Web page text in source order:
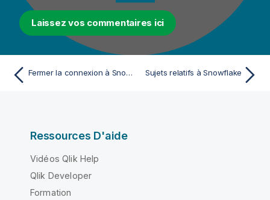
Laissez vos commentaires ici
Fermer la connexion à Snowflake Sujets relatifs à Snowflake
Ressources D'aide
Vidéos Qlik Help
Qlik Developer
Formation